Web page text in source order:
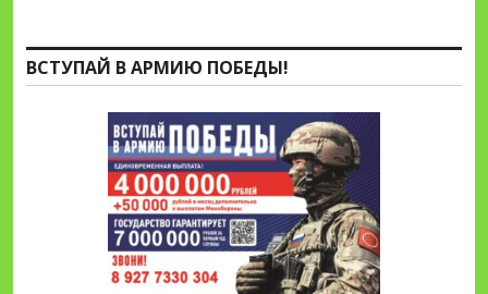
ВСТУПАЙ В АРМИЮ ПОБЕДЫ!